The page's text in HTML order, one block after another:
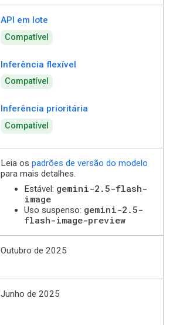
API em lote
Compatível
Inferência flexível
Compatível
Inferência prioritária
Compatível
Leia os padrões de versão do modelo
para mais detalhes.
Estável: gemini-2.5-flash-
image
Uso suspenso: gemini-2.5-
flash-image-preview
Outubro de 2025
Junho de 2025